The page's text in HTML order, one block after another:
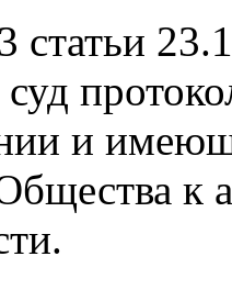
статьи
и
к